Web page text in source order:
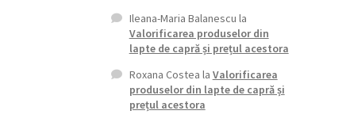
Ileana-Maria Balanescu la
Valorificarea produselor din
lapte de capră și prețul acestora
Roxana Costea la Valorificarea
produselor din lapte de capră și
prețul acestora